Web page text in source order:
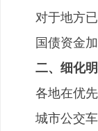
对于地方
国债资金
二、细化
各地在优
城市公交